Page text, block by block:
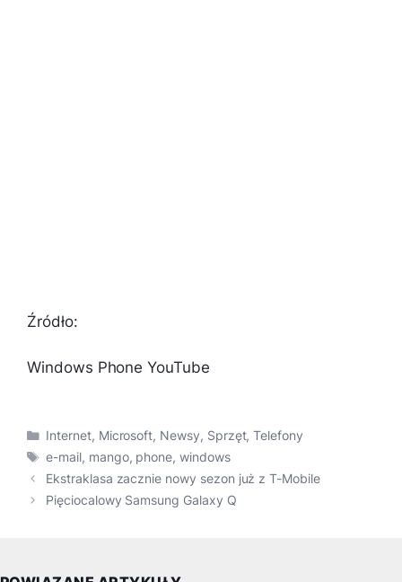
Źródło:
Windows Phone YouTube
Kategorie
Internet, Microsoft, Newsy, Sprzęt,Telefony
Tagi
e-mail, mango, phone,windows
Ekstraklasa zacznie nowy sezon już z T-Mobile
Pięciocalowy Samsung Galaxy Q